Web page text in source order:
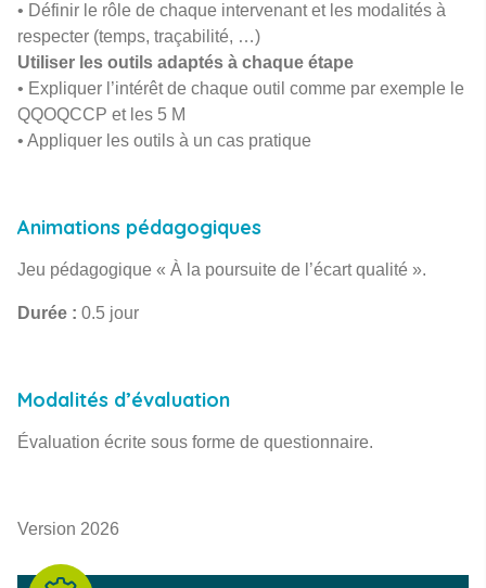
• Définir le rôle de chaque intervenant et les modalités à
respecter (temps, traçabilité, …)
Utiliser les outils adaptés à chaque étape
• Expliquer l’intérêt de chaque outil comme par exemple le
QQOQCCP et les 5 M
• Appliquer les outils à un cas pratique
Animations pédagogiques
Jeu pédagogique « À la poursuite de l’écart qualité ».
Durée : 0.5 jour
Modalités d’évaluation
Évaluation écrite sous forme de questionnaire.
Version 2026